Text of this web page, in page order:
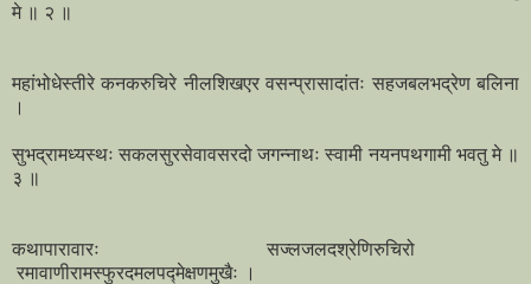
मे ॥ २ ॥
महांभोधेस्तीरे कनकरुचिरे नीलशिखएर वसन्प्रासादांतः सहजबलभद्रेण बलिना
।
सुभद्रामध्यस्थः सकलसुरसेवावसरदो जगन्नाथः स्वामी नयनपथगामी भवतु मे ॥
३ ॥
कथापारावारः सज्लजलदश्रेणिरुचिरो
रमावाणीरामस्फुरदमलपद्मेक्षणमुखैः ।